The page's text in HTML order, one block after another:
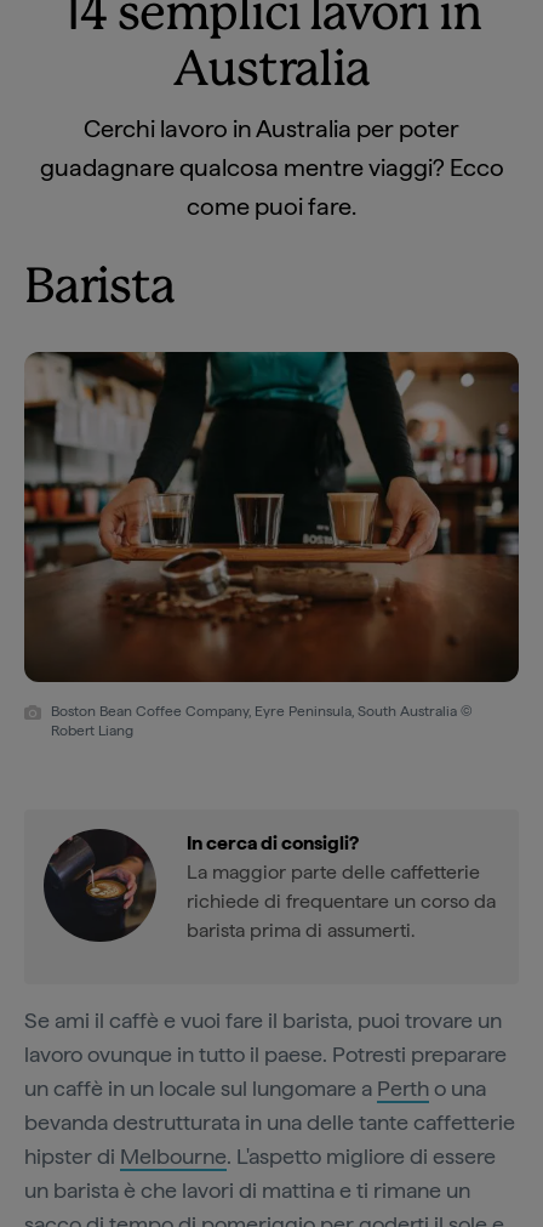
14 semplici lavori in
Australia
Cerchi lavoro in Australia per poter
guadagnare qualcosa mentre viaggi? Ecco
come puoi fare.
Barista
Boston Bean Coffee Company, Eyre Peninsula, South Australia ©
Robert Liang
In cerca di consigli?
La maggior parte delle caffetterie
richiede di frequentare un corso da
barista prima di assumerti.
Se ami il caffè e vuoi fare il barista, puoi trovare un
lavoro ovunque in tutto il paese. Potresti preparare
un caffè in un locale sul lungomare a Pertho una
bevanda destrutturata in una delle tante caffetterie
hipster di Melbourne. L'aspetto migliore di essere
un barista è che lavori di mattina e ti rimane un